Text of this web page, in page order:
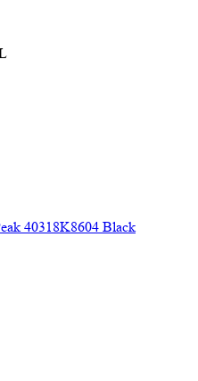
40318K8604 Black